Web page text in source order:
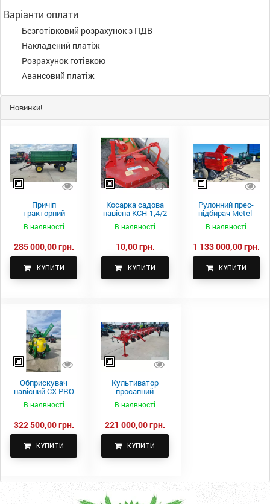
Варіанти оплати
Безготівковий розрахунок з ПДВ
Накладений платіж
Розрахунок готівкою
Авансовий платіж
Новинки!
Причіп
тракторний
самоскидний
Spike 2 ПТС-4
В наявності
285 000,00 грн.
КУПИТИ
Косарка садова
навісна КСН-1,4/2
В наявності
10,00 грн.
КУПИТИ
Рулонний прес-
підбирач Metel-
Fach Z 587
В наявності
1 133 000,00 грн.
КУПИТИ
Обприскувач
навісний CX PRO
В наявності
322 500,00 грн.
КУПИТИ
Культиватор
просапний
КПН-5,6-05
В наявності
221 000,00 грн.
КУПИТИ